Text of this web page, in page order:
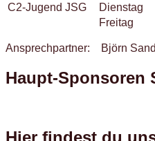
C2-Jugend JSG
Dienstag
Freitag
Ansprechpartner: Björn
Haupt-Sponsoren
Hier findest du